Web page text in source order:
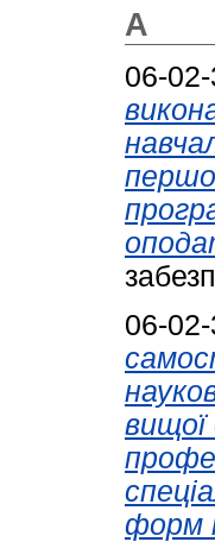
А
06-
06-
вищої
форм